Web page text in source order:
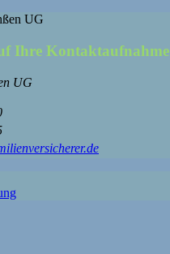
Ihre Kontaktaufnahme
UG